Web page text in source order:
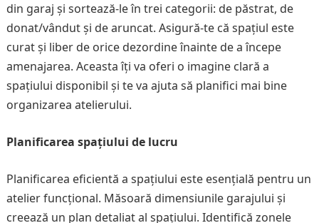
din garaj și sortează-le în trei categorii: de păstrat, de
donat/vândut și de aruncat. Asigură-te că spațiul este
curat și liber de orice dezordine înainte de a începe
amenajarea. Aceasta îți va oferi o imagine clară a
spațiului disponibil și te va ajuta să planifici mai bine
organizarea atelierului.
Planificarea spațiului de lucru
Planificarea eficientă a spațiului este esențială pentru un
atelier funcțional. Măsoară dimensiunile garajului și
creează un plan detaliat al spațiului. Identifică zonele